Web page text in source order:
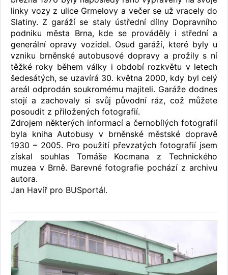
linky vozy z ulice Grmelovy a večer se už vracely do
Slatiny. Z garáží se staly ústřední dílny Dopravního
podniku města Brna, kde se prováděly i střední a
generální opravy vozidel. Osud garáží, které byly u
vzniku brněnské autobusové dopravy a prožily s ní
těžké roky během války i období rozkvětu v letech
šedesátých, se uzavírá 30. května 2000, kdy byl celý
areál odprodán soukromému majiteli. Garáže dodnes
stojí a zachovaly si svůj původní ráz, což můžete
posoudit z přiložených fotografií.
Zdrojem některých informací a černobílých fotografií
byla kniha Autobusy v brněnské městské dopravě
1930 – 2005. Pro použití převzatých fotografií jsem
získal souhlas Tomáše Kocmana z Technického
muzea v Brně. Barevné fotografie pochází z archivu
autora.
Jan Havíř pro BUSportál.